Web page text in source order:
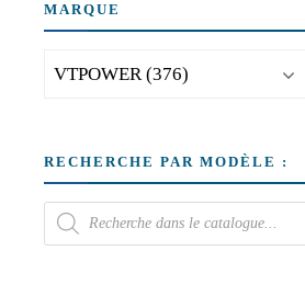
MARQUE
RECHERCHE PAR MODÈLE :